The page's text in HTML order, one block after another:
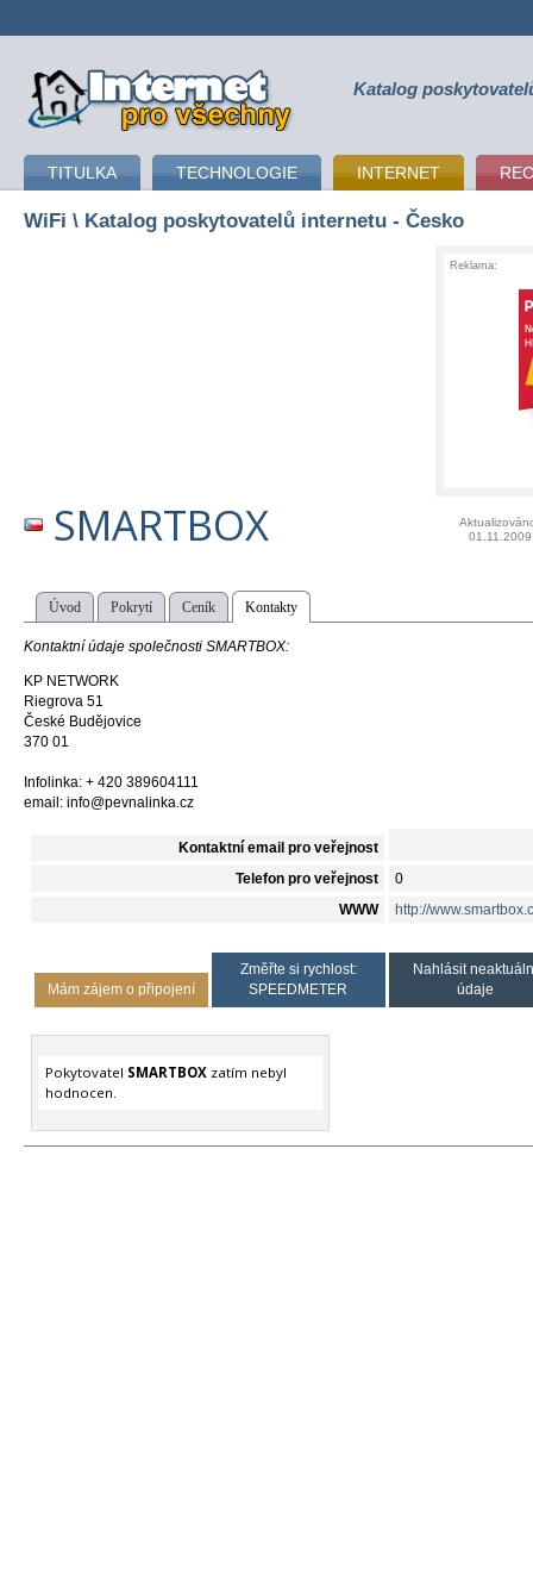
připojení k internetu Katalog
TITULKA TECHNOLOGIE INTERNET
WiFi \ Katalog poskytovatelů internetu - Česko
Reklama:
SMARTBOX
01.11.2009
Úvod Pokrytí Ceník Kontakty
Kontaktní údaje společnosti SMARTBOX:
KP NETWORK
Riegrova 51
České Budějovice
370 01
Infolinka: + 420 389604111
email: info@pevnalinka.cz
Kontaktní email pro veřejnost
Telefon pro veřejnost 0
WWW http://
Mám zájem o připojení
Změřte si rychlost:
SPEEDMETER
Nahlásit
údaje
Pokytovatel SMARTBOXzatím nebyl
hodnocen.